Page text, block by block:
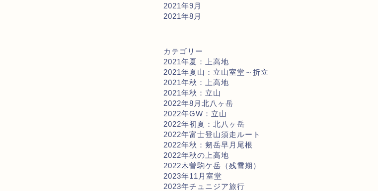
2021年9月
2021年8月
カテゴリー
2021年夏：上高地
2021年夏山：立山室堂～折立
2021年秋：上高地
2021年秋：立山
2022年8月北八ヶ岳
2022年GW：立山
2022年初夏：北八ヶ岳
2022年富士登山須走ルート
2022年秋：剱岳早月尾根
2022年秋の上高地
2022木曽駒ケ岳（残雪期）
2023年11月室堂
2023年チュニジア旅行